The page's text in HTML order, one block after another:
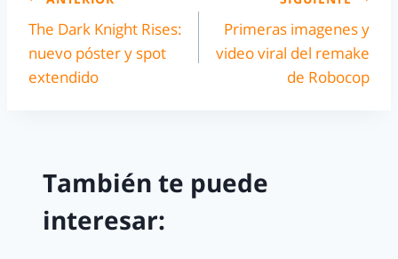
The Dark Knight Rises:
nuevo póster y spot
extendido
Primeras imagenes y
video viral del remake
de Robocop
También te puede
interesar: